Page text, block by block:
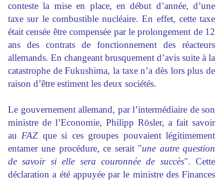
conteste la mise en place, en début d’année, d’une
taxe sur le combustible nucléaire. En effet, cette taxe
était censée être compensée par le prolongement de 12
ans des contrats de fonctionnement des réacteurs
allemands. En changeant brusquement d’avis suite à la
catastrophe de Fukushima, la taxe n’a dès lors plus de
raison d’être estiment les deux sociétés.
Le gouvernement allemand, par l’intermédiaire de son
ministre de l’Economie, Philipp Rösler, a fait savoir
au FAZ que si ces groupes pouvaient légitimement
entamer une procédure, ce serait "une autre question
de savoir si elle sera couronnée de succès". Cette
déclaration a été appuyée par le ministre des Finances